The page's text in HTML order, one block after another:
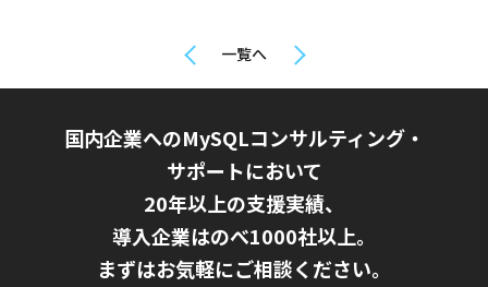
一覧へ
国内企業へのMySQLコンサルティング・
サポートにおいて
20年以上の支援実績、
導入企業はのべ1000社以上。
まずはお気軽にご相談ください。